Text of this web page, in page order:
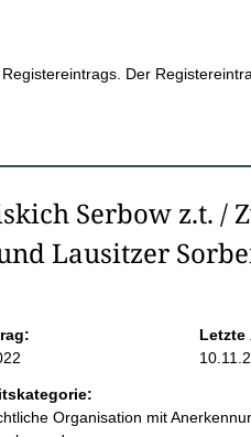
Der
Serbow z.t. /
Lausitzer
Letzte
Organisation mit